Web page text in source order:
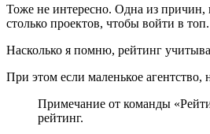
Тоже не интересно. Одна из причин,
столько проектов, чтобы войти в топ.
Насколько я помню, рейтинг
При этом если маленькое
Примечание от команды
рейтинг.